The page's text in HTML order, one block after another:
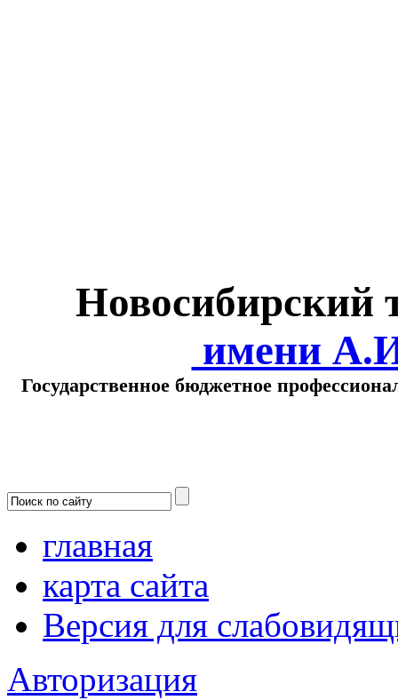
Новосибирский
имени
Государственное бюджетное
главная
карта сайта
Версия для
Авторизация